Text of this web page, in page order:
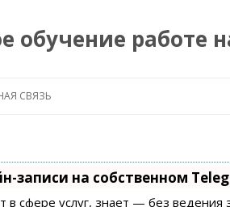
обучение работе
СВЯЗЬ
записи на собственном
в сфере услуг, знает — без ведения